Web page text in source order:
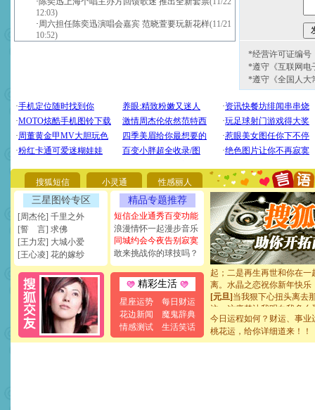
12:03)
·周六担任陈奕迅演唱会嘉宾 范晓萱要玩新花样(11/21
10:52)
*经营许可证编号
*遵守《互联网电
*遵守《全国人大
搜狐短信 小灵通 性感丽人
三星图铃专区
[周杰伦] 千里之外
[誓 言] 求佛
[王力宏] 大城小爱
[王心凌] 花的嫁纱
精品专题推荐
短信企业通秀百变功能
浪漫情怀一起漫步音乐
同城约会今夜告别寂寞
敢来挑战你的球技吗？
精彩生活
星座运势
每日财运
花边新闻
魔鬼辞典
情感测试
生活笑话
[圣诞节] 圣诞节到了，想想
你太多，只有给你五千万
要平安！千万要知足！千
[圣诞节]不只这样的日子才
天都要快乐噢!
[圣诞节]奉上一颗祝福的心,
如意,快乐,鲜花,一切美好的
[元旦]看到你我会触电；看
断电。爱你是我职业，想
你是我专业！水晶之恋祝你
[元旦]如果上天让我许三个
起；二是再生再世和你在
离。水晶之恋祝你新年快乐
[元旦]当我狠下心扭头离去
泣，这痛楚让我明白我多
卖了。水晶之恋祝你新年快
[春节]风柔雨润好月圆，半
颜！冬去春来似水如烟，
道一声平安！新年吉祥万事
今日运程如何？财运、事业
桃花运，给你详细道来！！